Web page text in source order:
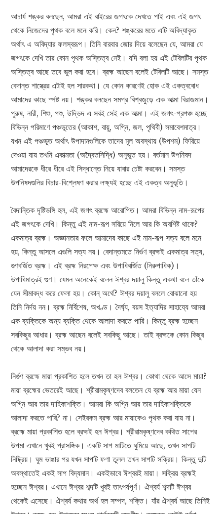
আচার্য শঙ্কর বলছেন, আমরা এই বাইরের জগৎকে দেখতে পাই এবং এই জগৎ
থেকে নিজেদের পৃথক বলে মনে করি। কেন? শঙ্করের মতে এটি অবিদ্যাকৃত
অর্থাৎ এ অবিদ্যার ফলস্বরূপ। তিনি বারবার জোর দিয়ে বলেছেন যে, আমরা যে
জগৎকে দেখি তার কোন পৃথক অস্তিত্ব নেই। যদি বলা হয় এই টেবিলটির পৃথক
অস্তিত্ব আছে তবে ভুল করা হবে। ব্রহ্ম আছেন বলেই টেবিলটি আছে। সমস্ত
বেদান্ত শাস্ত্রের এটাই হল সারকথা। যে কোন কারণেই হোক এই একত্ববোধ
আমাদের কাছে স্পষ্ট নয়। শঙ্কর বলছেন সমগ্র বিশ্বজুড়ে এক আত্মা বিরাজমান।
পুরুষ, নারী, শিশু, পশু, উদ্ভিদ এ সবই সেই এক আত্মা। এই জগৎ-প্রপঞ্চ হচ্ছে
বিভিন্ন পরিমাণে পঞ্চভূতের (আকাশ, বায়ু, অগ্নি, জল, পৃথিবী) সমাবেশমাত্র।
যখন এই পঞ্চভূত অর্থাৎ উপাদানগুলিকে তাদের মূল অবস্থায় (উপশম) ফিরিয়ে
দেওয়া যায় তখনি একাত্মতা (অদ্বৈতসিদ্ধি) অনুভূত হয়। বর্তমান উপনিষদ
আমাদেরকে ধীরে ধীরে এই সিদ্ধান্তে নিয়ে যাবার চেষ্টা করবেন। সমস্ত
উপনিষদগুলির বিচার-বিশ্লেষণ করার লক্ষ্যই হচ্ছে এই একত্ব অনুভূতি।
বৈদান্তিক দৃষ্টিভঙ্গি হল, এই জগৎ ব্রহ্মে আরোপিত। আমরা বিভিন্ন নাম-রূপের
এই জগৎকে দেখি। কিন্তু এই নাম-রূপ সরিয়ে নিলে আর কি অবশিষ্ট থাকে?
একমাত্র ব্রহ্ম। অজ্ঞানতার ফলে আমাদের কাছে এই নাম-রূপ সত্য বলে মনে
হয়, কিন্তু আসলে এগুলি সত্য নয়। বেদান্তমতে নির্গুণ ব্রহ্মই একমাত্র সত্য,
গুণবর্জিত ব্রহ্ম। এই ব্রহ্ম নিরপেক্ষ এবং উপাধিবর্জিত (নিরুপাধিক)।
উপাধিমাত্রই গুণ। যেমন অনেকেই বলেন ঈশ্বর দয়ালু কিন্তু একথা বলে তাঁকে
যেন সীমাবদ্ধ করে ফেলা হয়। কোন্ অর্থে? ঈশ্বর দয়ালু বললে বোঝানো হয়
তিনি নির্দয় নন। ব্রহ্ম নির্বিশেষ, অখণ্ড। দৈর্ঘ্য, বয়স ইত্যাদির সাহায্যে আমরা
এক ব্যক্তিকে অন্য ব্যক্তি থেকে আলাদা করতে পারি। কিন্তু ব্রহ্ম হচ্ছেন
সবকিছুর আধার। ব্রহ্ম আছেন বলেই সবকিছু আছে। তাই ব্রহ্মকে কোন কিছুর
থেকে আলাদা করা সম্ভব নয়।
নির্গুণ ব্রহ্মে মায়া প্রকাশিত হলে তখন তা হল ঈশ্বর। কোথা থেকে আসে মায়া?
মায়া ব্রহ্মের ভেতরেই আছে। শ্রীরামকৃষ্ণদেব বলতেন যে ব্রহ্ম আর মায়া যেন
অগ্নি আর তার দাহিকাশক্তি। আমরা কি অগ্নি আর তার দাহিকাশক্তিকে
আলাদা করতে পারি? না। সেইরকম ব্রহ্ম আর মায়াকেও পৃথক করা যায় না।
ব্রহ্মে মায়া প্রকাশিত হলে ব্রহ্মই হন ঈশ্বর। শ্রীরামকৃষ্ণদেব কথিত সাপের
উপমা এখানে খুবই প্রাসঙ্গিক। একটি সাপ মাটিতে ঘুমিয়ে আছে, তখন সাপটি
নিষ্ক্রিয়। ঘুম ভাঙার পর যখন সাপটি ফণা তুলল তখন সাপটি সক্রিয়। কিন্তু দুটি
অবস্থাতেই একই সাপ বিদ্যমান। একইভাবে ঈশ্বরই মায়া। সক্রিয় ব্রহ্মই
হচ্ছেন ঈশ্বর। এখানে ঈশ্বর শব্দটি খুবই তাৎপর্যপূর্ণ। ঐশ্বর্য শব্দটি ঈশ্বর
থেকেই এসেছে। ঐশ্বর্য কথার অর্থ হল সম্পদ, শক্তি। যাঁর ঐশ্বর্য আছে তিনিই